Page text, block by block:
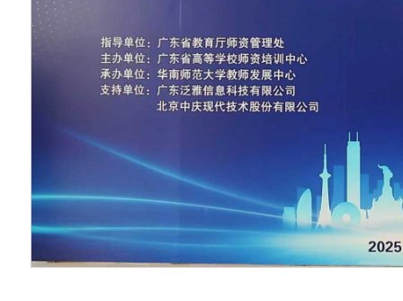
继续积极融入全省高
动学校艺术教育高质